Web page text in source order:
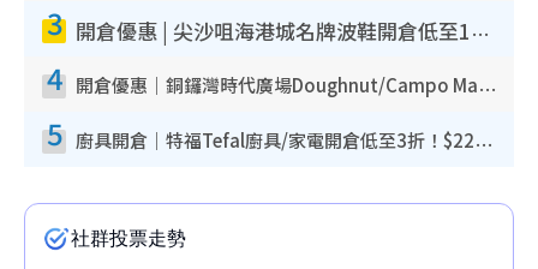
3 開倉優惠 | 尖沙咀海港城名牌波鞋開倉低至1折！On鞋$899起／Joy&Peace鞋履$98起
4 開倉優惠｜銅鑼灣時代廣場Doughnut/Campo Marzio開倉低至1折！背囊、書包、手袋劈價$200起
5 廚具開倉｜特福Tefal廚具/家電開倉低至3折！$220起買平底鍋/炒鑊/湯煲！電飯煲/吸塵機/燙斗$418起